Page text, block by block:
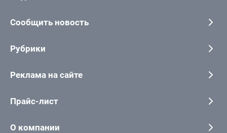
Сообщить новость
Рубрики
Реклама на сайте
Прайс-лист
О компании